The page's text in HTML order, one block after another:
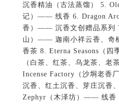
沉香精油（古法蒸馏） 5.
记）—— 线香 6. Dragon
香）—— 沉香文创赠品系列
山）—— 迦南小祥云香、奇
香茶 8. Eterna Seasons（
（白茶、红茶、乌龙茶、老
Incense Factory（沙垌老
沉香、红土沉香、芽庄沉香
Zephyr（木泽坊）—— 线香